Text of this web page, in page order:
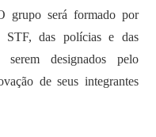
grupo será formado por
STF, das polícias e das
designados pelo
de seus integrantes